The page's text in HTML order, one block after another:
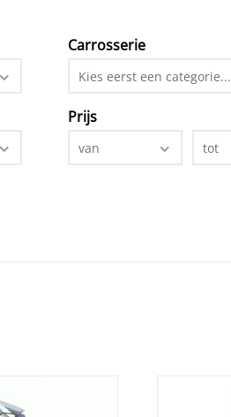
Carrosserie
Kies eerst een categorie...
Prijs
van tot